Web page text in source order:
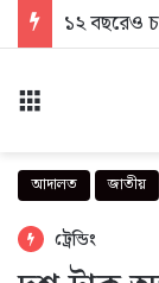
আদালত জাতীয়
ট্রেন্ডিং